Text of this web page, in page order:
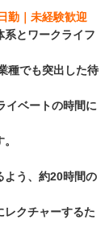
勤｜未経験歓迎
系とワークライフ
種でも突出した待
イベートの時間に
よう、約20時間の
レクチャーするた